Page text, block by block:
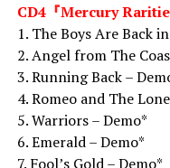
CD4『Mercury
1. The Boys Are Back
2. Angel from The
3. Running Back –
4. Romeo and The
5. Warriors – Demo*
6. Emerald – Demo*
7. Fool’s Gold – Demo*